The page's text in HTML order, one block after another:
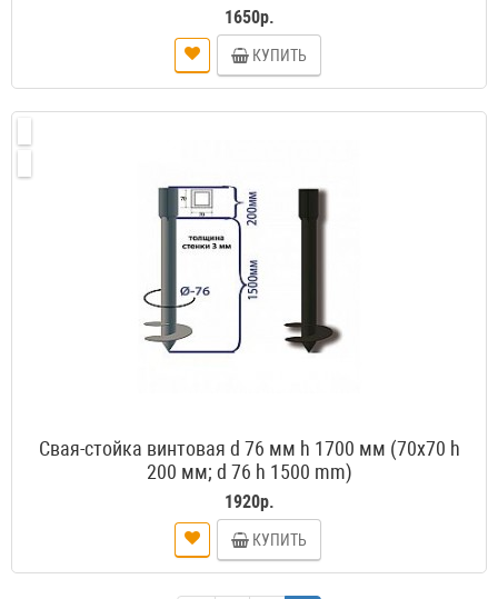
1650р.
КУПИТЬ
Свая-стойка винтовая d 76 мм h 1700 мм (70х70 h
200 мм; d 76 h 1500 mm)
1920р.
КУПИТЬ